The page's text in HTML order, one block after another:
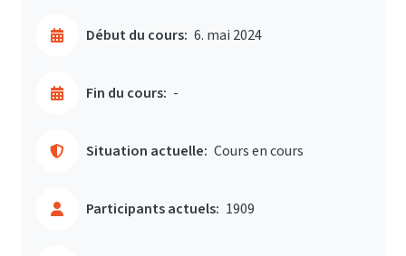
Début du cours: 6. mai 2024
Fin du cours: -
Situation actuelle: Cours en cours
Participants actuels: 1909